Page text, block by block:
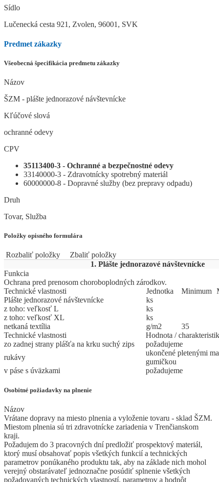
Sídlo
Lučenecká cesta 921, Zvolen, 96001, SVK
Predmet zákazky
Všeobecná špecifikácia predmetu zákazky
Názov
ŠZM - plášte jednorazové návštevnícke
Kľúčové slová
ochranné odevy
CPV
35113400-3 - Ochranné a bezpečnostné odevy
33140000-3 - Zdravotnícky spotrebný materiál
60000000-8 - Dopravné služby (bez prepravy odpadu)
Druh
Tovar, Služba
Položky opisného formulára
Rozbaliť položky
Zbaliť položky
1. Plášte jednorazové návštevnícke
Funkcia
Ochrana pred prenosom choroboplodných zárodkov.
Technické vlastnosti
Jed­not­ka Mi­ni­mum
Plášte jednorazové návštevnícke
ks
z toho: veľkosť L
ks
z toho: veľkosť XL
ks
netkaná textília
g/m2
35
Technické vlastnosti
Hodnota /
zo zadnej strany plášťa na krku suchý zips
požadujeme
rukávy
ukončené pletenými
gumičkou
v páse s úväzkami
požadujeme
Osobitné požiadavky na plnenie
Názov
Vrátane dopravy na miesto plnenia a vyloženie tovaru - sklad ŠZM.
Miestom plnenia sú tri zdravotnícke zariadenia v Trenčianskom
kraji.
Požadujem do 3 pracovných dní predložiť prospektový materiál,
ktorý musí obsahovať popis všetkých funkcií a technických
parametrov ponúkaného produktu tak, aby na základe nich mohol
verejný obstarávateľ jednoznačne posúdiť splnenie všetkých
požadovaných technických vlastností, parametrov a hodnôt